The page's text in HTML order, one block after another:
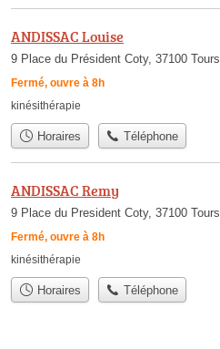
ANDISSAC Louise
9 Place du Président Coty, 37100 Tours
Fermé, ouvre à 8h
kinésithérapie
Horaires Téléphone
ANDISSAC Remy
9 Place du President Coty, 37100 Tours
Fermé, ouvre à 8h
kinésithérapie
Horaires Téléphone